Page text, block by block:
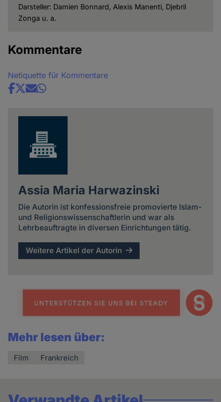
Darsteller: Damien Bonnard, Alexis Manenti, Djebril
Zonga u. a.
Kommentare
Netiquette für Kommentare
Share
Assia Maria Harwazinski
Die Autorin ist konfessionsfreie promovierte Islam-
und Religionswissenschaftlerin und war als
Lehrbeauftragte in diversen Einrichtungen tätig.
Weitere Artikel der Autorin
Mehr lesen über:
Film Frankreich